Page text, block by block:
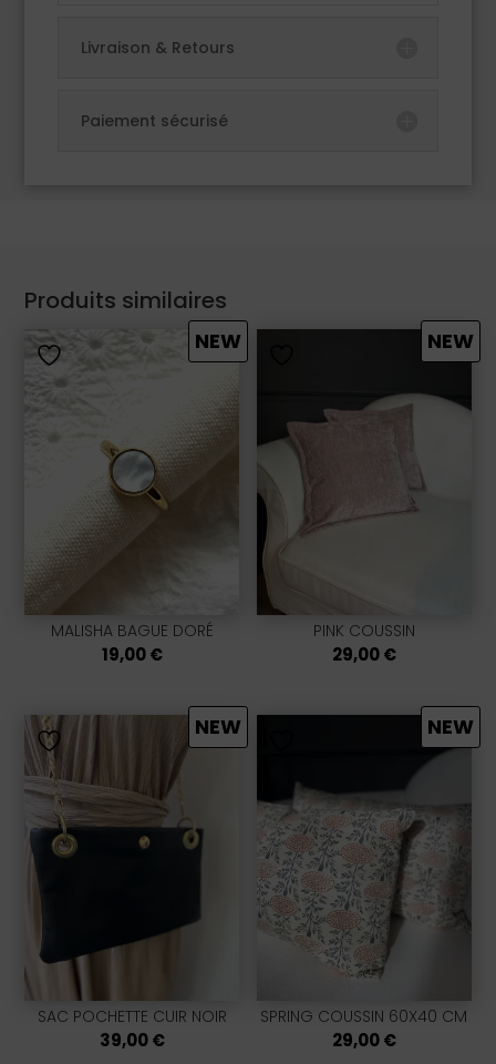
Livraison & Retours
Paiement sécurisé
Produits similaires
MALISHA BAGUE DORÉ
19,00€
NEW
PINK COUSSIN
29,00€
NEW
SAC POCHETTE CUIR NOIR
39,00€
NEW
SPRING COUSSIN 60X40 CM
29,00€
NEW